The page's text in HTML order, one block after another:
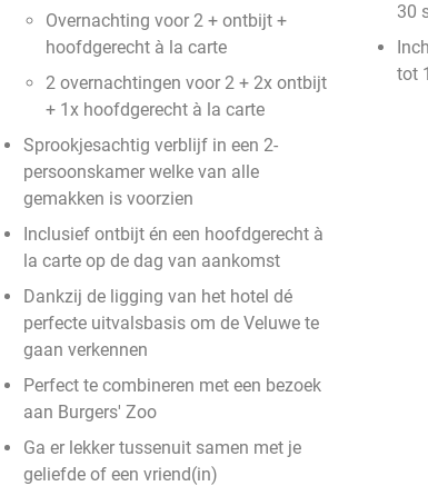
Overnachting voor 2 + ontbijt +
hoofdgerecht à la carte
2 overnachtingen voor 2 + 2x ontbijt
+ 1x hoofdgerecht à la carte
Sprookjesachtig verblijf in een 2-
persoonskamer welke van alle
gemakken is voorzien
Inclusief ontbijt én een hoofdgerecht à
la carte op de dag van aankomst
Dankzij de ligging van het hotel dé
perfecte uitvalsbasis om de Veluwe te
gaan verkennen
Perfect te combineren met een bezoek
aan Burgers' Zoo
Ga er lekker tussenuit samen met je
geliefde of een vriend(in)
30
tot